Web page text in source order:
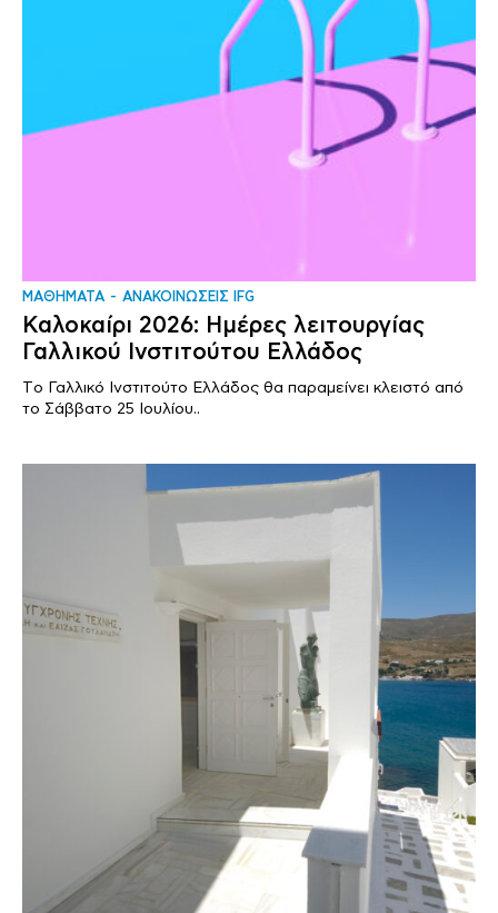
ΜΑΘΗΜΑΤΑ ΑΝΑΚΟΙΝΩΣΕΙΣ IFG
Καλοκαίρι 2026: Ημέρες λειτουργίας
Γαλλικού Ινστιτούτου Ελλάδος
Tο Γαλλικό Ινστιτούτο Ελλάδος θα παραμείνει κλειστό από
το Σάββατο 25 Ιουλίου..